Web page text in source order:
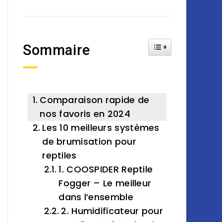
Sommaire Toggle Table of
Comparaison rapide de
nos favoris en 2024
Les 10 meilleurs systèmes
de brumisation pour
reptiles
1. COOSPIDER Reptile
Fogger – Le meilleur
dans l’ensemble
2. Humidificateur pour